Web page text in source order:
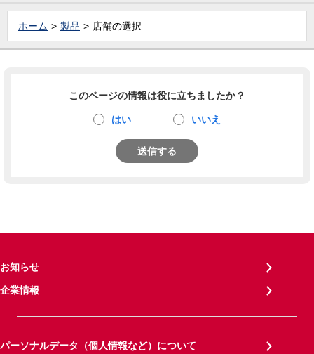
ホーム 製品 店舗の選択
このページの情報は役に立ちましたか？
はい いいえ
送信する
お知らせ
企業情報
パーソナルデータ（個人情報など）について